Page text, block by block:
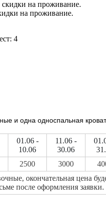
на проживание.
4
и одна односпальная
01.06 -
10.06
11.06 -
30.06
2500 3000
окончательная цена
после оформления заявки.